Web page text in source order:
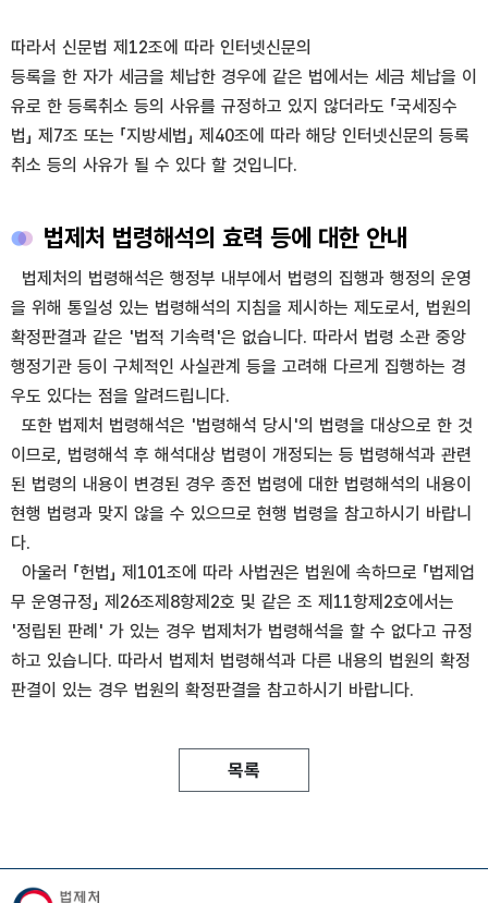
따라서 신문법 제12조에 따라 인터넷신문의
등록을 한 자가 세금을 체납한 경우에 같은 법에서는 세금 체납을 이
유로 한 등록취소 등의 사유를 규정하고 있지 않더라도 「국세징수
법」 제7조 또는 「지방세법」 제40조에 따라 해당 인터넷신문의 등록
취소 등의 사유가 될 수 있다 할 것입니다.
법제처 법령해석의 효력 등에 대한 안내
법제처의 법령해석은 행정부 내부에서 법령의 집행과 행정의 운영
을 위해 통일성 있는 법령해석의 지침을 제시하는 제도로서, 법원의
확정판결과 같은 '법적 기속력'은 없습니다. 따라서 법령 소관 중앙
행정기관 등이 구체적인 사실관계 등을 고려해 다르게 집행하는 경
우도 있다는 점을 알려드립니다.
또한 법제처 법령해석은 '법령해석 당시'의 법령을 대상으로 한 것
이므로, 법령해석 후 해석대상 법령이 개정되는 등 법령해석과 관련
된 법령의 내용이 변경된 경우 종전 법령에 대한 법령해석의 내용이
현행 법령과 맞지 않을 수 있으므로 현행 법령을 참고하시기 바랍니
다.
아울러 「헌법」 제101조에 따라 사법권은 법원에 속하므로 「법제업
무 운영규정」 제26조제8항제2호 및 같은 조 제11항제2호에서는
'정립된 판례' 가 있는 경우 법제처가 법령해석을 할 수 없다고 규정
하고 있습니다. 따라서 법제처 법령해석과 다른 내용의 법원의 확정
판결이 있는 경우 법원의 확정판결을 참고하시기 바랍니다.
목록